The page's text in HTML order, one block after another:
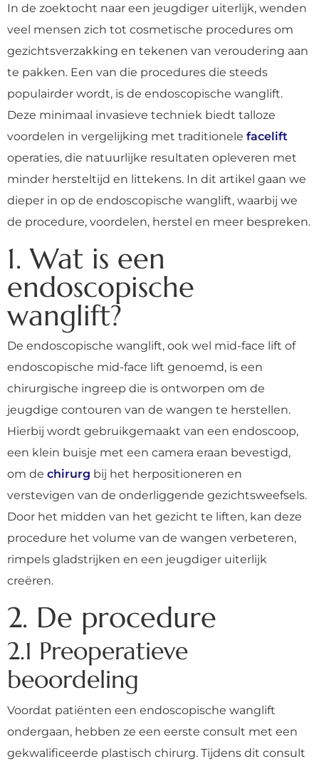
In de zoektocht naar een jeugdiger uiterlijk, wenden
veel mensen zich tot cosmetische procedures om
gezichtsverzakking en tekenen van veroudering aan
te pakken. Een van die procedures die steeds
populairder wordt, is de endoscopische wanglift.
Deze minimaal invasieve techniek biedt talloze
voordelen in vergelijking met traditionele facelift
operaties, die natuurlijke resultaten opleveren met
minder hersteltijd en littekens. In dit artikel gaan we
dieper in op de endoscopische wanglift, waarbij we
de procedure, voordelen, herstel en meer bespreken.
1. Wat is een
endoscopische
wanglift?
De endoscopische wanglift, ook wel mid-face lift of
endoscopische mid-face lift genoemd, is een
chirurgische ingreep die is ontworpen om de
jeugdige contouren van de wangen te herstellen.
Hierbij wordt gebruikgemaakt van een endoscoop,
een klein buisje met een camera eraan bevestigd,
om de chirurg bij het herpositioneren en
verstevigen van de onderliggende gezichtsweefsels.
Door het midden van het gezicht te liften, kan deze
procedure het volume van de wangen verbeteren,
rimpels gladstrijken en een jeugdiger uiterlijk
creëren.
2. De procedure
2.1 Preoperatieve
beoordeling
Voordat patiënten een endoscopische wanglift
ondergaan, hebben ze een eerste consult met een
gekwalificeerde plastisch chirurg. Tijdens dit consult